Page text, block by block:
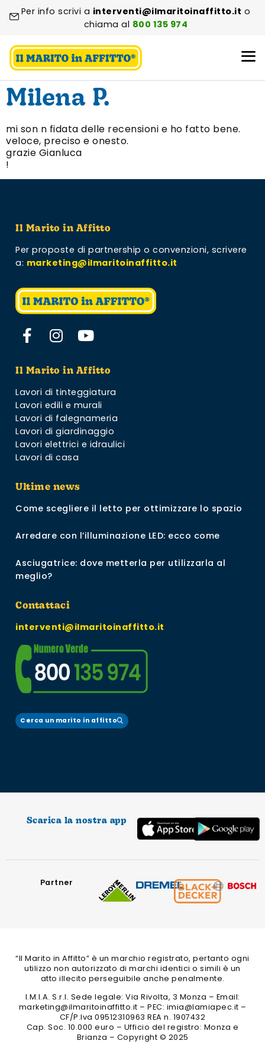
Per info scrivi a interventi@ilmaritoinaffitto.it o
chiama al 800 135 974
Milena P.
mi son n fidata delle recensioni e ho fatto bene.
veloce, preciso e onesto.
grazie Gianluca
!
Il Marito in Affitto
Per proposte di partnership o convenzioni, scrivere
a: marketing@ilmaritoinaffitto.it
Il Marito in Affitto
Lavori di tinteggiatura
Lavori edili e murali
Lavori di falegnameria
Lavori di giardinaggio
Lavori elettrici e idraulici
Lavori di casa
Ultime news
Come scegliere il letto per ottimizzare lo spazio
Arredare con l’illuminazione LED: ecco come
Asciugatrice: dove metterla per utilizzarla al
meglio?
Contattaci
interventi@ilmaritoinaffitto.it
Cerca un marito in affitto
Scarica la nostra app
Partner
“Il Marito in Affitto” è un marchio registrato, pertanto ogni
utilizzo non autorizzato di marchi identici o simili è un
atto illecito perseguibile anche penalmente.
I.M.I.A. S.r.l. Sede legale: Via Rivolta, 3 Monza – Email:
marketing@ilmaritoinaffitto.it – PEC: imia@lamiapec.it –
CF/P.Iva 09512310963 REA n. 1907432
Cap. Soc. 10.000 euro – Ufficio del registro: Monza e
Brianza – Copyright © 2025